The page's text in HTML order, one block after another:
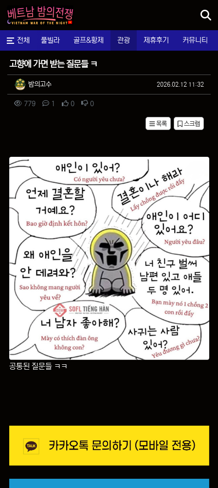
전체 메뉴
마사지 풀빌라 골프&황제 관광 제휴후기 커뮤니티
자유게시판
고향에 가면 받는 질문들 ㅋ
작성자 정보
밤의고수작성 작성일
2026.02.12 11:32
컨텐츠 정보
779조회 1 댓글 0추천 0비추천
목록 스크랩
공통된 질문들 ㅋㅋ